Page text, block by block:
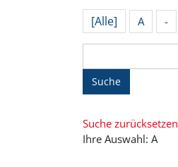
[Alle] A -
Suche
Suche zurücksetzen
Ihre Auswahl: A